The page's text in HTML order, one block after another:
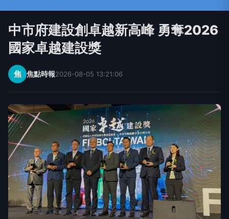
中市府建設創卓越新高峰 勇奪2026
國家卓越建設獎
焦 焦點時報2026-08-05 13:21:06